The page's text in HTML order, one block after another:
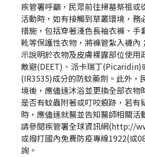
疾管署呼籲，民眾前往掃墓祭祖或
活動時，如有接觸到草叢環境，務
措施，包括穿著淺色長袖衣褲、手
靴等保護性衣物，將褲管紮入襪內
示說明於衣物及皮膚裸露部位使用
敵避(DEET)、派卡瑞丁(Picaridin)
(IR3535)成分的防蚊藥劑。此外，
境後，應儘速沐浴並更換全部衣物
是否有蚊蟲附著或叮咬痕跡，若有
時，應儘速就醫並告知醫師相關活
請參閱疾管署全球資訊網(http://
或撥打國內免費防疫專線1922(或
詢。